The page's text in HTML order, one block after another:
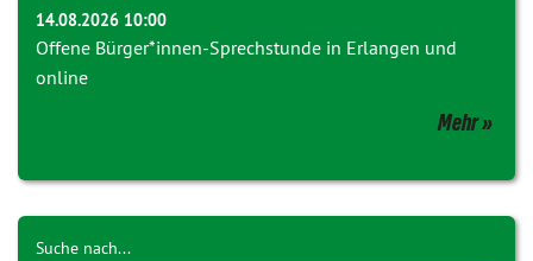
14.08.2026 10:00
Offene Bürger*innen-Sprechstunde in Erlangen und
online
Mehr
Suche nach...